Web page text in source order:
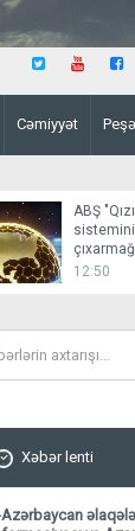
Cəmiyyət
ABŞ
sistemini
12:50
Xəbər lenti